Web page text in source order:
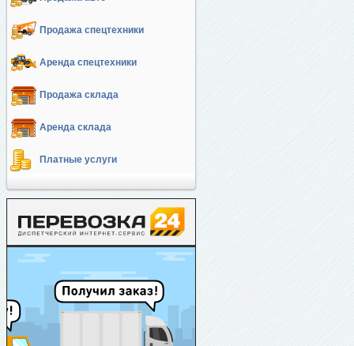
Продажа спецтехники
Аренда спецтехники
Продажа склада
Аренда склада
Платные услуги